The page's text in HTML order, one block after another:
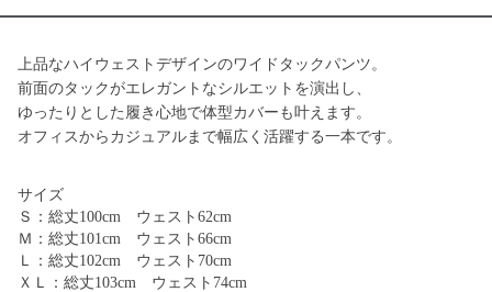
上品なハイウェストデザインのワイドタックパンツ。
前面のタックがエレガントなシルエットを演出し、
ゆったりとした履き心地で体型カバーも叶えます。
オフィスからカジュアルまで幅広く活躍する一本です。
サイズ
Ｓ：総丈100cm ウェスト62cm
Ｍ：総丈101cm ウェスト66cm
Ｌ：総丈102cm ウェスト70cm
ＸＬ：総丈103cm ウェスト74cm